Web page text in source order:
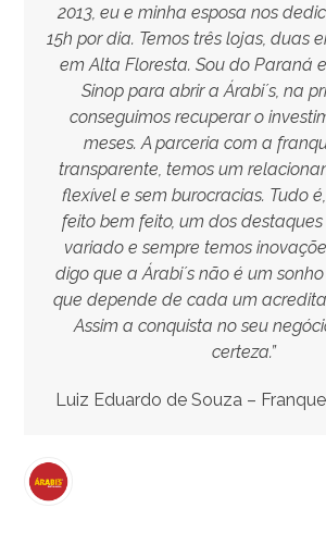
2013, eu e minha esposa nos
15h por dia. Temos três lojas, duas
em Alta Floresta. Sou do Paraná
Sinop para abrir a Árabi´s, na
conseguimos recuperar o
meses. A parceria com a
transparente, temos um
flexível e sem burocracias. Tudo
feito bem feito, um dos
variado e sempre temos
digo que a Árabi´s não é um
que depende de cada um
Assim a conquista no seu
certeza.”
Luiz Eduardo de Souza –